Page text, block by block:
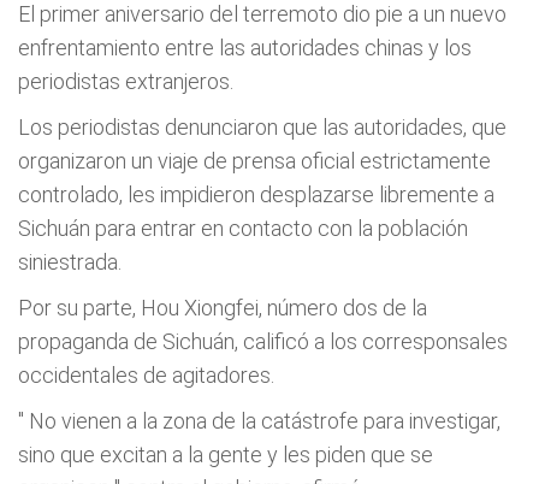
El primer aniversario del terremoto dio pie a un nuevo
enfrentamiento entre las autoridades chinas y los
periodistas extranjeros.
Los periodistas denunciaron que las autoridades, que
organizaron un viaje de prensa oficial estrictamente
controlado, les impidieron desplazarse libremente a
Sichuán para entrar en contacto con la población
siniestrada.
Por su parte, Hou Xiongfei, número dos de la
propaganda de Sichuán, calificó a los corresponsales
occidentales de agitadores.
" No vienen a la zona de la catástrofe para investigar,
sino que excitan a la gente y les piden que se